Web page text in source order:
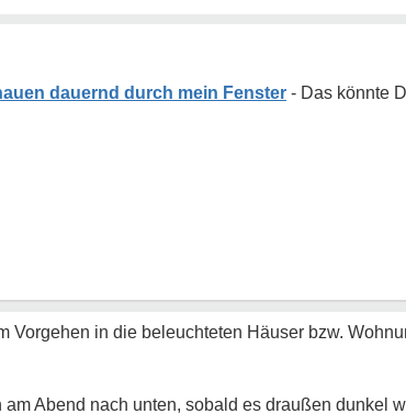
dauernd durch mein Fenster
Vorgehen in die beleuchteten Häuser bzw.
Abend nach unten, sobald es draußen dunkel